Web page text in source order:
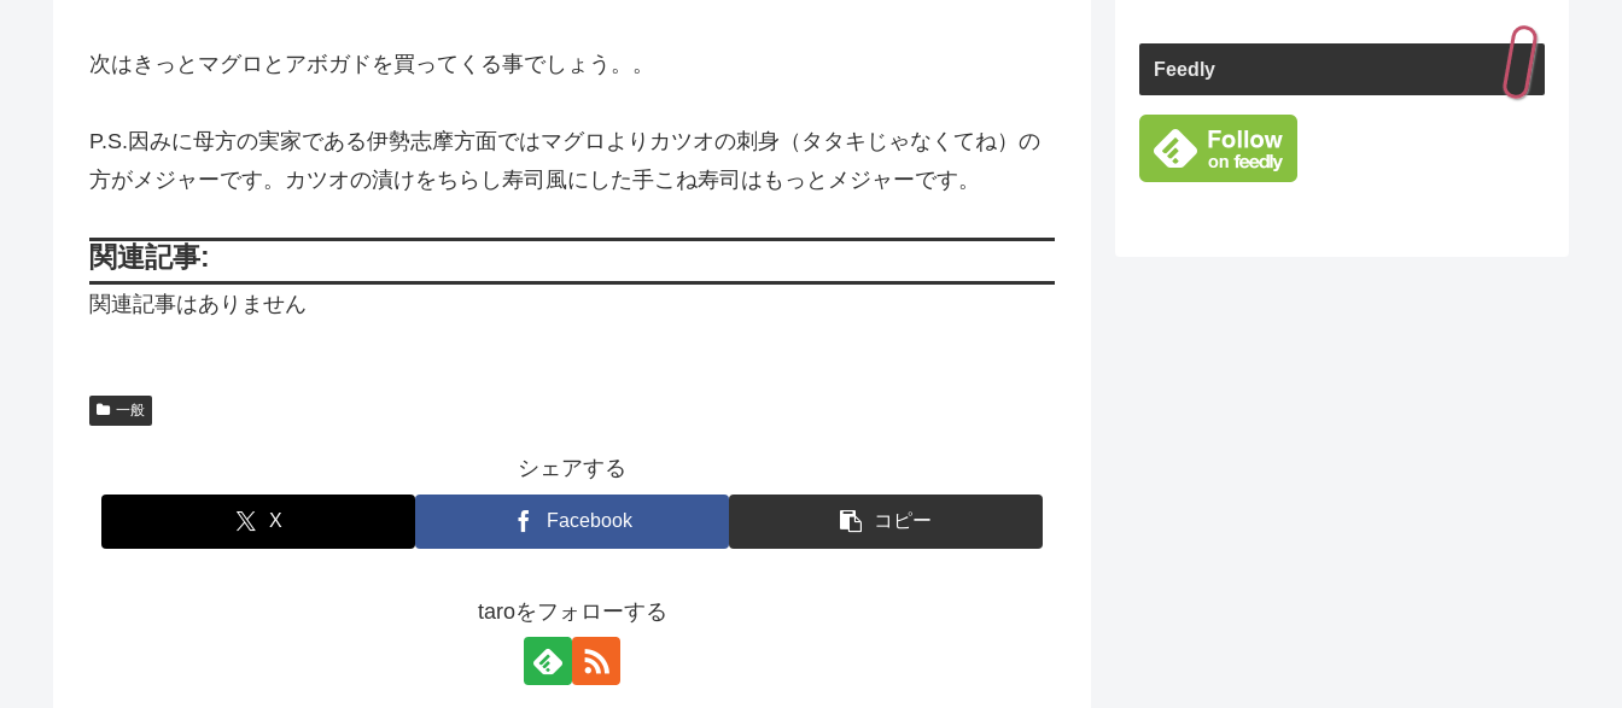
次はきっとマグロとアボガドを買ってくる事でしょう。。
P.S.因みに母方の実家である伊勢志摩方面ではマグロよりカツオの刺身（タタキじゃなくてね）の
方がメジャーです。カツオの漬けをちらし寿司風にした手こね寿司はもっとメジャーです。
関連記事:
関連記事はありません
一般
シェアする
X Facebook コピー
taroをフォローする
Feedly